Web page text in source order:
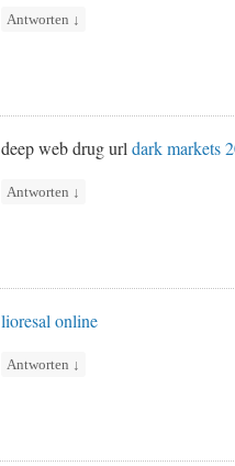
Antworten ↓
deep web drug urldark markets
Antworten ↓
lioresal online
Antworten ↓